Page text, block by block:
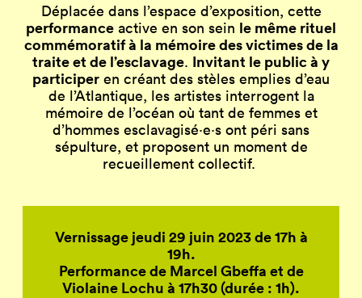
Déplacée dans l’espace d’exposition, cette
performance active en son sein le même rituel
commémoratif à la mémoire des victimes de la
traite et de l’esclavage. Invitant le public à y
participer en créant des stèles emplies d’eau
de l’Atlantique, les artistes interrogent la
mémoire de l’océan où tant de femmes et
d’hommes esclavagisé·e·s ont péri sans
sépulture, et proposent un moment de
recueillement collectif.
Vernissage jeudi 29 juin 2023 de 17h à
19h.
Performance de Marcel Gbeffa et de
Violaine Lochu à 17h30 (durée : 1h).